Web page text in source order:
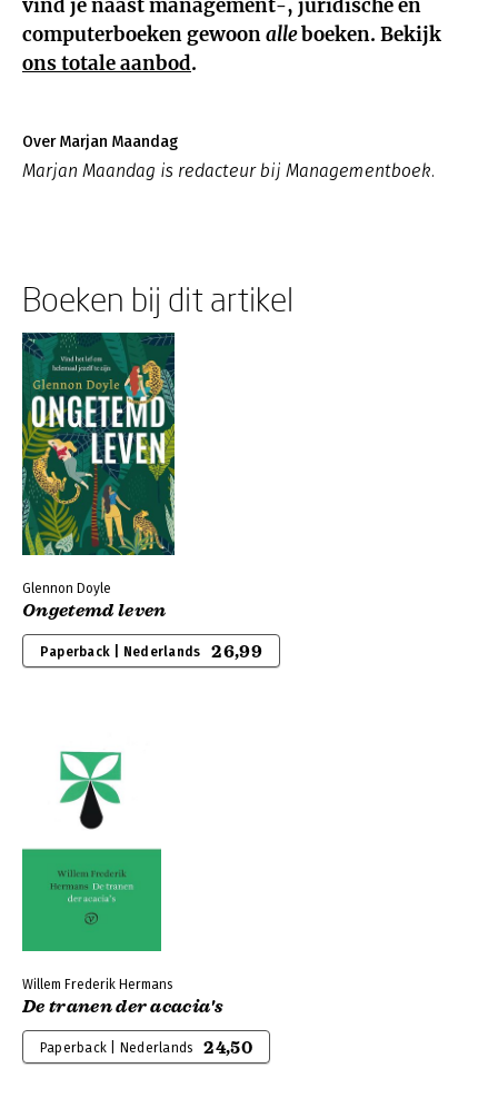
vind je naast management-, juridische en
computerboekengewoonalleboeken. Bekijk
ons totale aanbod.
Over Marjan Maandag
Marjan Maandag is redacteur bij Managementboek.
Boeken bij dit artikel
Glennon Doyle
Ongetemd leven
Paperback | Nederlands 26,99
Willem Frederik Hermans
De tranen der acacia's
Paperback | Nederlands 24,50